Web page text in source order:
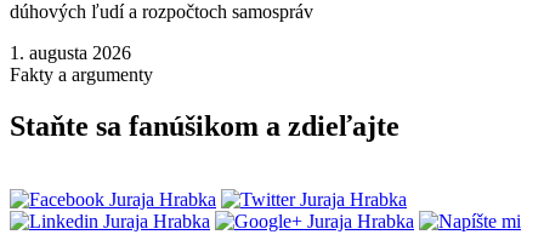
dúhových ľudí a rozpočtoch samospráv
1. augusta 2026
Fakty a argumenty
Staňte sa fanúšikom a zdieľajte